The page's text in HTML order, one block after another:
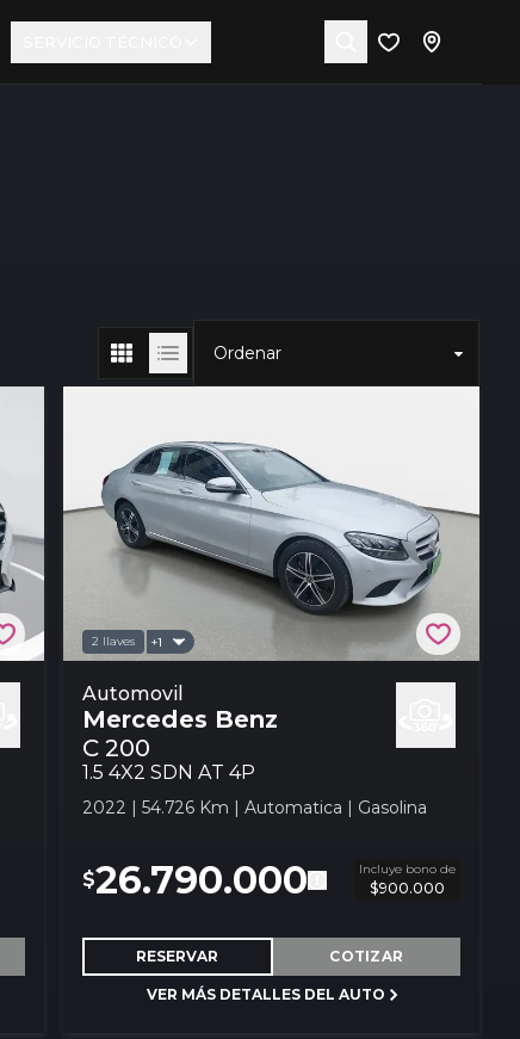
Ordenar
2 llaves +1
Mercedes Benz C 200 1.5 4x2 Sdn At 4p
Automovil
Automovil
Mercedes Benz
C 200
1.5 4X2 SDN AT 4P
2022 | 54.726 Km | Automatica | Gasolina
$26.790.000 Incluye bono de
$900.000
RESERVAR COTIZAR
VER MÁS DETALLES DEL AUTO